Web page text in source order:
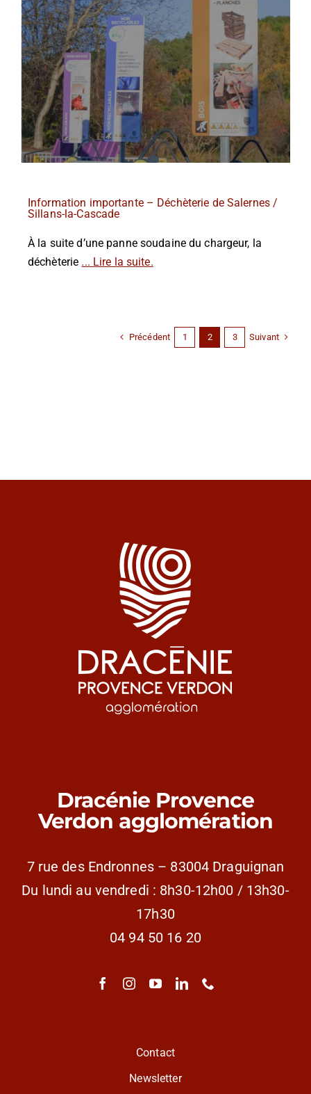
Information importante – Déchèterie de Salernes /
Sillans-la-Cascade
À la suite d’une panne soudaine du chargeur, la
déchèterie ... Lire la suite.
Précédent 1 2 3 Suivant
Dracénie Provence
Verdon agglomération
7 rue des Endronnes – 83004 Draguignan
Du lundi au vendredi : 8h30-12h00 / 13h30-
17h30
04 94 50 16 20
Contact
Newsletter